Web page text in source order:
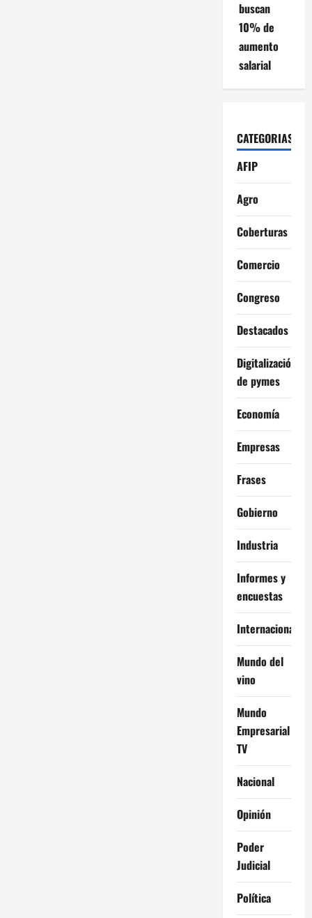
buscan
10% de
aumento
salarial
CATEGORIAS
AFIP
Agro
Coberturas
Comercio
Congreso
Destacados
Digitalización
de pymes
Economía
Empresas
Frases
Gobierno
Industria
Informes y
encuestas
Internacional
Mundo del
vino
Mundo
Empresarial
TV
Nacional
Opinión
Poder
Judicial
Política